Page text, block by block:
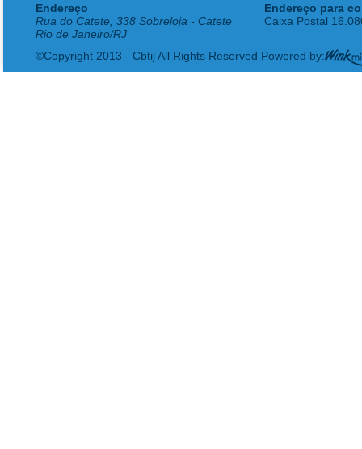
Endereço
Rua do Catete, 338 Sobreloja - Catete
Rio de Janeiro/RJ
Endereço para
Caixa Postal
©Copyright 2013 - Cbtij All Rights Reserved Powered by: